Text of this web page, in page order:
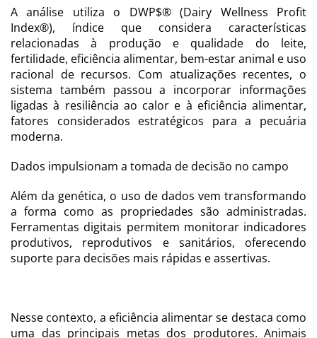
A análise utiliza o DWP$® (Dairy Wellness Profit
Index®), índice que considera características
relacionadas à produção e qualidade do leite,
fertilidade, eficiência alimentar, bem-estar animal e uso
racional de recursos. Com atualizações recentes, o
sistema também passou a incorporar informações
ligadas à resiliência ao calor e à eficiência alimentar,
fatores considerados estratégicos para a pecuária
moderna.
Dados impulsionam a tomada de decisão no campo
Além da genética, o uso de dados vem transformando
a forma como as propriedades são administradas.
Ferramentas digitais permitem monitorar indicadores
produtivos, reprodutivos e sanitários, oferecendo
suporte para decisões mais rápidas e assertivas.
Nesse contexto, a eficiência alimentar se destaca como
uma das principais metas dos produtores. Animais